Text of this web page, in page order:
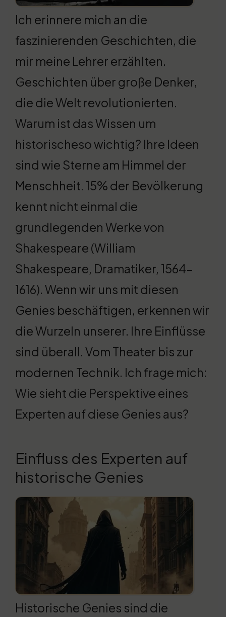
Ich erinnere mich an die
faszinierenden Geschichten, die
mir meine Lehrer erzählten.
Geschichten über große Denker,
die die Welt revolutionierten.
Warum ist das Wissen um
historischeso wichtig? Ihre Ideen
sind wie Sterne am Himmel der
Menschheit. 15% der Bevölkerung
kennt nicht einmal die
grundlegenden Werke von
Shakespeare (William
Shakespeare, Dramatiker, 1564-
1616). Wenn wir uns mit diesen
Genies beschäftigen, erkennen wir
die Wurzeln unserer. Ihre Einflüsse
sind überall. Vom Theater bis zur
modernen Technik. Ich frage mich:
Wie sieht die Perspektive eines
Experten auf diese Genies aus?
Einfluss des Experten auf
historische Genies
Historische Genies sind die